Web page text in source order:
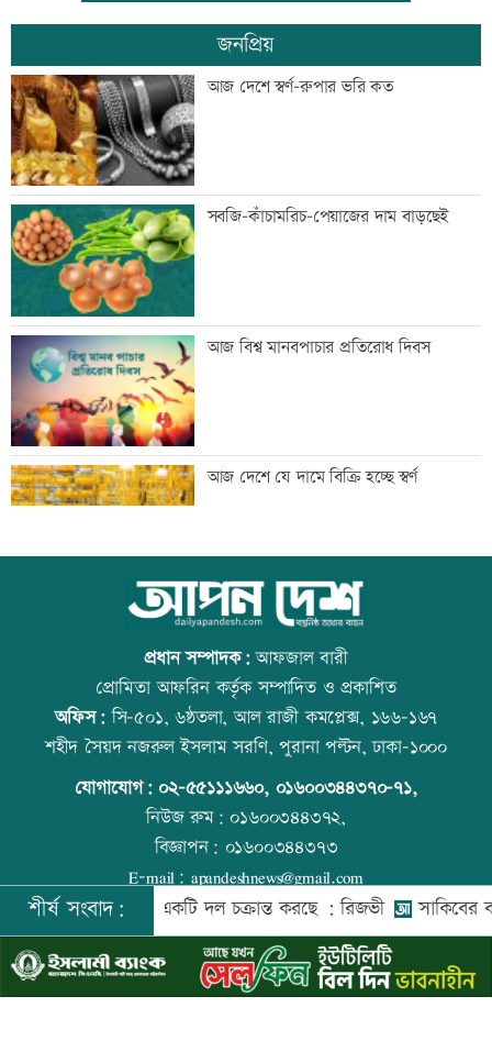
প্রশিক্ষণার্থীদের সনদ দিলো কালীগঞ্জ
পৌরসভা
শেখ হাসিনার কক্ষে ঝুলছে শহীদদের
রক্তামাখা জামা
শিশু হত্যায় দুই কিশোরের কারাদন্ড, পাবজি-
ফ্রি ফায়ার সরাতে বিটিআরসিকে নির্দেশ
জনগণের দাবি পৌঁছে দিতেই সচিবালয়ের
সামনে এসেছি: জামায়াত আমীর
গ্যাস সরবরাহ স্বাভাবিক হবে দুই-তিনদিনের
মধ্যে: মন্ত্রী
সাংবাদিকের ওপর হামলার প্রতিবাদে
কুড়িগ্রামে মানববন্ধন
রাষ্ট্রবিরোধী অপতৎপরতায় জড়িত শিক্ষকদের
বিরুদ্ধে ব্যবস্থা নেয়ার দাবি ইউট্যাবের
ইরানে একক সামরিক পদক্ষেপের ইঙ্গিত
জনপ্রিয়
আজ দেশে স্বর্ণ-রুপার ভরি কত
সবজি-কাঁচামরিচ-পেয়াজের দাম বাড়ছেই
আজ বিশ্ব মানবপাচার প্রতিরোধ দিবস
আজ দেশে যে দামে বিক্রি হচ্ছে স্বর্ণ
আজ বিশ্ব বন্ধু দিবস
প্রতিমন্ত্রীকে ঘিরে ভাইরাল ভিডিওতে ছবি
জুড়ে অপপ্রচার: এলিন
বিশ্ব মাতৃদুগ্ধ দিবস আজ
উত্থান-পতনের বাজারে আজ স্বর্ণের ভরি কত
প্রধান সম্পাদক:আফজাল বারী
প্রোমিতা আফরিন কর্তৃক সম্পাদিত ও প্রকাশিত
অফিস:সি-৫০১, ৬ষ্ঠতলা, আল রাজী কমপ্লেক্স, ১৬৬-১৬৭
শহীদ সৈয়দ নজরুল ইসলাম সরণি, পুরানা পল্টন, ঢাকা-১০০০
যোগাযোগ: ০২-৫৫১১১৬৬০, ০১৬০০৩৪৪৩৭০-৭১,
নিউজ রুম:০১৬০০৩৪৪৩৭২,
বিজ্ঞাপন: ০১৬০০৩৪৪৩৭৩
E-mail: apandeshnews@gmail.com
©২০২৬ |আপন দেশ ডটকমকর্তৃক সর্বসত্ব ® সংরক্ষিত | উন্নয়নে
ইমিথমেকারস.কম
শীর্ষ সংবাদ:
বিরুদ্ধে একটি দল চক্রান্ত করছে : রিজভী সাকিবের বাড়িতে